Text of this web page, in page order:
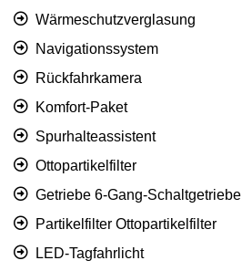
Wärmeschutzverglasung
Navigationssystem
Rückfahrkamera
Komfort-Paket
Spurhalteassistent
Ottopartikelfilter
Getriebe 6-Gang-Schaltgetriebe
Partikelfilter Ottopartikelfilter
LED-Tagfahrlicht